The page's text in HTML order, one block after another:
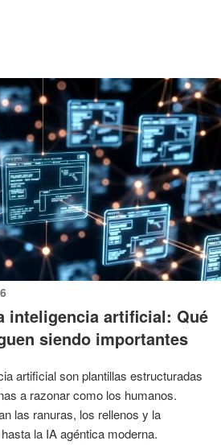
inteligencia artificial: Qué
siendo importantes
artificial son plantillas estructuradas
a razonar como los humanos.
las ranuras, los rellenos y la
la IA agéntica moderna.